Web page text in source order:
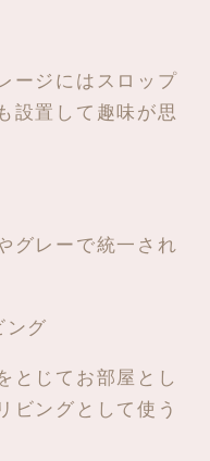
ージにはスロップ
設置して趣味が思
グレーで統一され
ング
とじてお部屋とし
ビングとして使う